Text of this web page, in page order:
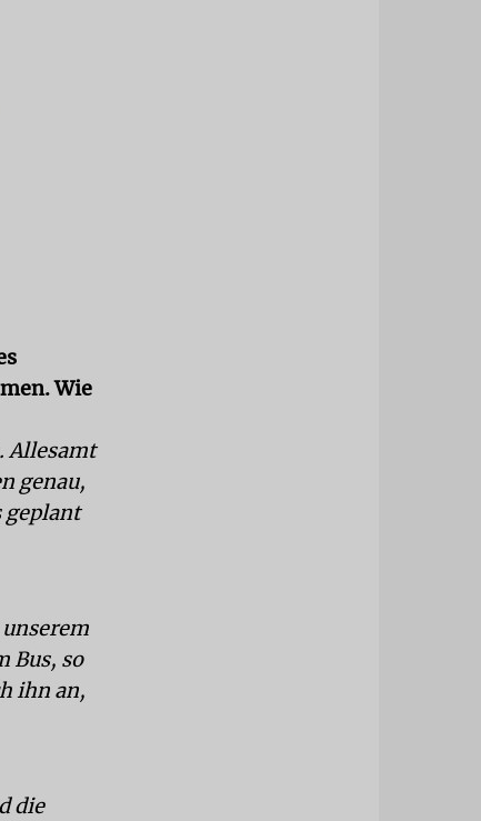
Wie
Allesamt
genau,
geplant
Bus, so
ihn an,
die